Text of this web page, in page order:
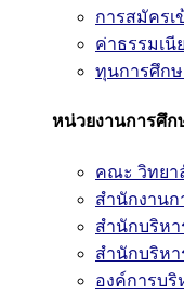
การสมัคร
ค่าธรรมเนี
ทุนการศึกษ
หน่วยงานการศึก
คณะ วิทยา
สำนักงานก
สำนักบริหา
สำนักบริห
องค์การบริ